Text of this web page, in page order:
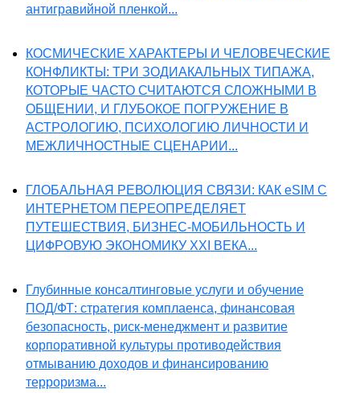
антигравийной пленкой...
КОСМИЧЕСКИЕ ХАРАКТЕРЫ И ЧЕЛОВЕЧЕСКИЕ
КОНФЛИКТЫ: ТРИ ЗОДИАКАЛЬНЫХ ТИПАЖА,
КОТОРЫЕ ЧАСТО СЧИТАЮТСЯ СЛОЖНЫМИ В
ОБЩЕНИИ, И ГЛУБОКОЕ ПОГРУЖЕНИЕ В
АСТРОЛОГИЮ, ПСИХОЛОГИЮ ЛИЧНОСТИ И
МЕЖЛИЧНОСТНЫЕ СЦЕНАРИИ...
ГЛОБАЛЬНАЯ РЕВОЛЮЦИЯ СВЯЗИ: КАК eSIM С
ИНТЕРНЕТОМ ПЕРЕОПРЕДЕЛЯЕТ
ПУТЕШЕСТВИЯ, БИЗНЕС-МОБИЛЬНОСТЬ И
ЦИФРОВУЮ ЭКОНОМИКУ XXI ВЕКА...
Глубинные консалтинговые услуги и обучение
ПОД/ФТ: стратегия комплаенса, финансовая
безопасность, риск-менеджмент и развитие
корпоративной культуры противодействия
отмыванию доходов и финансированию
терроризма...